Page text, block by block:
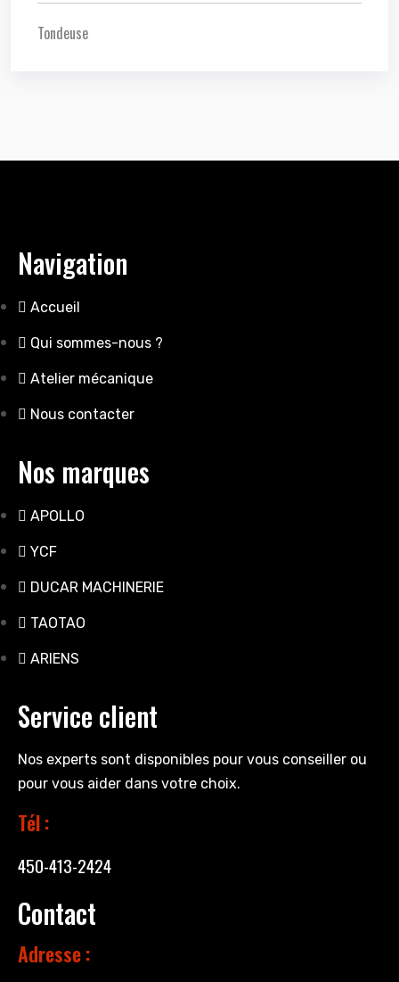
Tondeuse
Navigation
Accueil
Qui sommes-nous ?
Atelier mécanique
Nous contacter
Nos marques
APOLLO
YCF
DUCAR MACHINERIE
TAOTAO
ARIENS
Service client
Nos experts sont disponibles pour vous conseiller ou
pour vous aider dans votre choix.
Tél :
450-413-2424
Contact
Adresse :